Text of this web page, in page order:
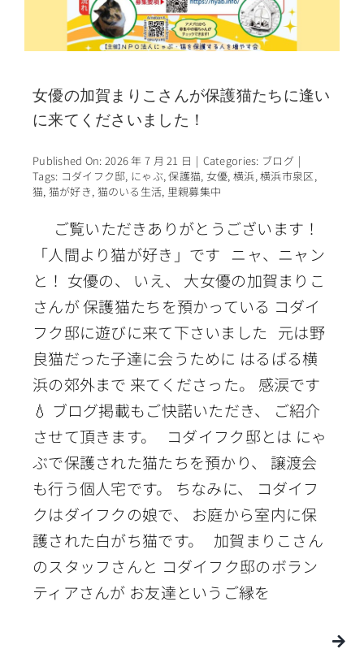
女優の加賀まりこさんが保護猫たちに逢い
に来てくださいました！
Published On: 2026 年 7 月 21 日 | Categories: ブログ |
Tags: コダイフク邸, にゃぶ,保護猫, 女優,横浜,横浜市泉区,
猫, 猫が好き, 猫のいる生活, 里親募集中
ご覧いただきありがとうございます！
「人間より猫が好き」です ニャ、ニャン
と！ 女優の、 いえ、 大女優の加賀まりこ
さんが 保護猫たちを預かっている コダイ
フク邸に遊びに来て下さいました 元は野
良猫だった子達に会うために はるばる横
浜の郊外まで 来てくださった。 感涙です
💧 ブログ掲載もご快諾いただき、 ご紹介
させて頂きます。 コダイフク邸とは にゃ
ぶで保護された猫たちを預かり、 譲渡会
も行う個人宅です。 ちなみに、 コダイフ
クはダイフクの娘で、 お庭から室内に保
護された白がち猫です。 加賀まりこさん
のスタッフさんと コダイフク邸のボラン
ティアさんが お友達というご縁を